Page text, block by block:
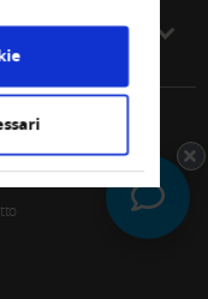
SCoop
dei dati